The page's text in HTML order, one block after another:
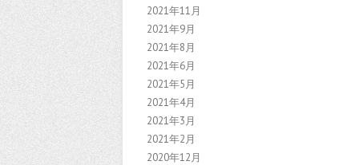
2021年11月
2021年9月
2021年8月
2021年6月
2021年5月
2021年4月
2021年3月
2021年2月
2020年12月